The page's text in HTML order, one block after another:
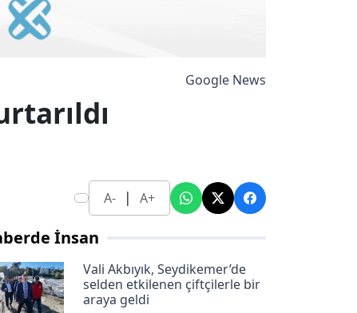
Google News
A- | A+
İnsan
Vali Akbıyık, Seydikemer’de
selden etkilenen çiftçilerle bir
araya geldi